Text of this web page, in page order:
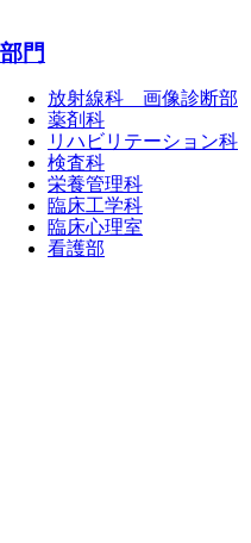
部門
放射線科 画像診断部
薬剤科
リハビリテーション科
検査科
栄養管理科
臨床工学科
臨床心理室
看護部